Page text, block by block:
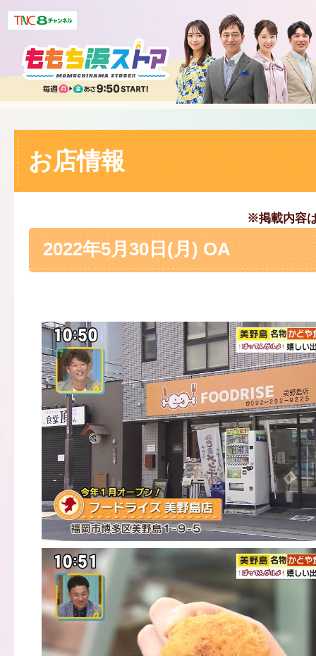
お店情報
※掲載内容
2022年5月30日(月) OA